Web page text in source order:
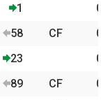
1
58 CF
23
89 CF